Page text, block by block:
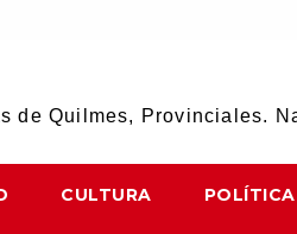
de Quilmes, Provinciales.
CULTURA POLÍTICA